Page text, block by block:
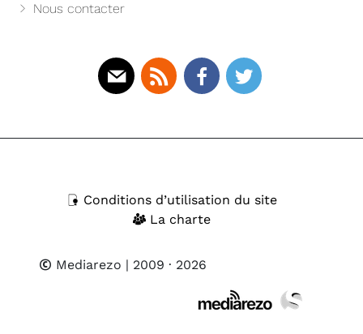
Nous contacter
Conditions d’utilisation du site
La charte
Mediarezo | 2009 · 2026